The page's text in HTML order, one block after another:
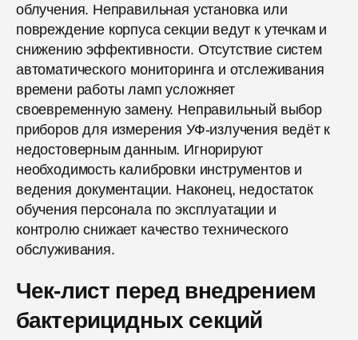
облучения. Неправильная установка или
повреждение корпуса секции ведут к утечкам и
снижению эффективности. Отсутствие систем
автоматического мониторинга и отслеживания
времени работы ламп усложняет
своевременную замену. Неправильный выбор
приборов для измерения УФ-излучения ведёт к
недостоверным данным. Игнорируют
необходимость калибровки инструментов и
ведения документации. Наконец, недостаток
обучения персонала по эксплуатации и
контролю снижает качество технического
обслуживания.
Чек-лист перед внедрением
бактерицидных секций